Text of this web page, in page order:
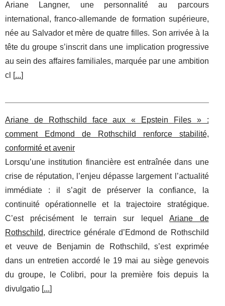
Ariane Langner, une personnalité au parcours
international, franco-allemande de formation supérieure,
née au Salvador et mère de quatre filles. Son arrivée à la
tête du groupe s’inscrit dans une implication progressive
au sein des affaires familiales, marquée par une ambition
cl [...]
Ariane de Rothschild face aux « Epstein Files » :
comment Edmond de Rothschild renforce stabilité,
conformité et avenir
Lorsqu’une institution financière est entraînée dans une
crise de réputation, l’enjeu dépasse largement l’actualité
immédiate : il s’agit de préserver la confiance, la
continuité opérationnelle et la trajectoire stratégique.
C’est précisément le terrain sur lequelAriane de
Rothschild, directrice générale d’Edmond de Rothschild
et veuve de Benjamin de Rothschild, s’est exprimée
dans un entretien accordé le 19 mai au siège genevois
du groupe, le Colibri, pour la première fois depuis la
divulgatio [...]